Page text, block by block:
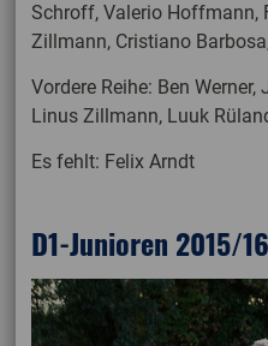
Schroff, Valerio Hoffmann,
Zillmann, Cristiano
Vordere Reihe: Ben
Linus Zillmann, Luuk
Es fehlt: Felix Arndt
D1-Junioren 2015/16